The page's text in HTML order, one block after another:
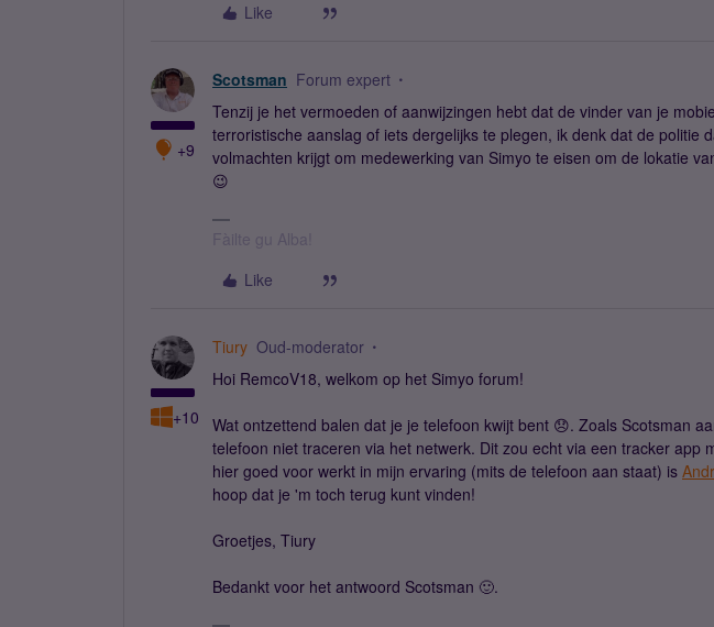
Like
+9
Scotsman Forum expert
Tenzij je het vermoeden of aanwijzingen hebt dat de vinder van je
terroristische aanslag of iets dergelijks te plegen, ik denk dat de politie
volmachten krijgt om medewerking van Simyo te eisen om de lokatie
😉
Fàilte gu Alba!
Like
+10
Tiury Oud-moderator
Hoi RemcoV18, welkom op het Simyo forum!
Wat ontzettend balen dat je je telefoon kwijt bent 😞. Zoals Scotsman
telefoon niet traceren via het netwerk. Dit zou echt via een tracker app
hier goed voor werkt in mijn ervaring (mits de telefoon aan staat) is
hoop dat je 'm toch terug kunt vinden!
Groetjes, Tiury
Bedankt voor het antwoord Scotsman 🙂.